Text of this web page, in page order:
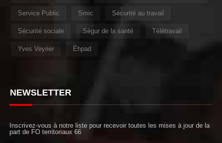
Service Public Smic Sécurité au travail
Sécurité sociale Ségur de la santé Télétravail
Yves Veyrier Éhpad
NEWSLETTER
Inscrivez-vous à notre liste pour recevoir toutes les mises à jour de la
part de FO territoriaux 66